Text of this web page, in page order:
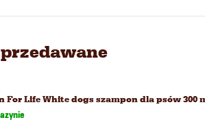
For Life White dogs szampon dla psów 300